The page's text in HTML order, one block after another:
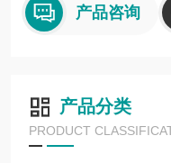
产品咨询
产品分类
PRODUCT